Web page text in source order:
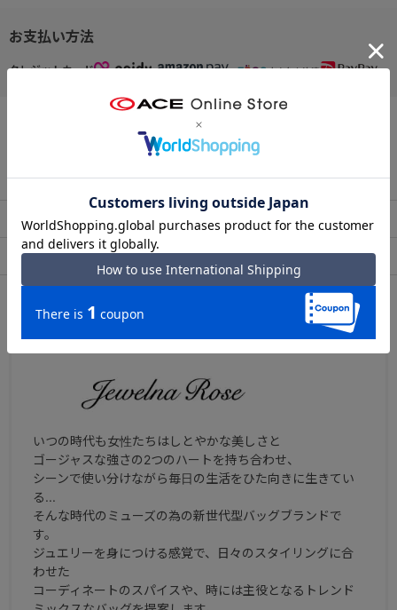
・13.3インチ対応PCスリーブ×1
また、ご覧いただいているモニターの環境によっても実際の色と多
少異なる場合がございます。
予告なく仕様変更する場合がございますのでご了承下さいませ。
クイックリンク（気になるカテゴリーページをチェック！）
【リュックサック】 【ショルダーバッグ】
【カジュアルバッグ】
【ポーチ・アクセサリー】
【SALE】
お支払い方法
クレジットカード
この商品について問い合わせる
出荷・配送について 返品・交換について
アフターサービス お買い物ガイド
いつの時代も女性たちはしとやかな美しさと
ゴージャスな強さの2つのハートを持ち合わせ、
シーンで使い分けながら毎日の生活をひた向きに生きてい
る...
そんな時代のミューズの為の新世代型バッグブランドで
す。
ジュエリーを身につける感覚で、日々のスタイリングに合
わせた
コーディネートのスパイスや、時には主役となるトレンド